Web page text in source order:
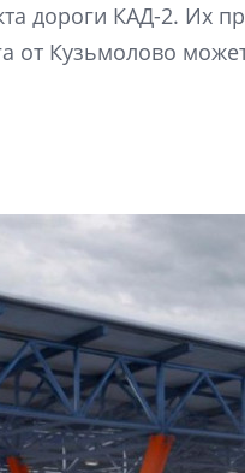
дороги КАД-2. Их
от Кузьмолово